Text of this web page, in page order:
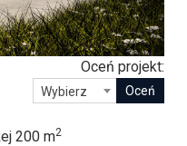
Oceń projekt:
Wybierz
200 m2